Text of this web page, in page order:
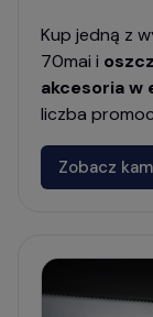
Kup jedną z
70mai i
akcesoria w
liczba
Zobacz